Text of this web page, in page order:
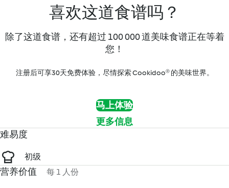
喜欢这道食谱吗？
除了这道食谱，还有超过 100 000 道美味食谱正在等着
您！
注册后可享30天免费体验，尽情探索 Cookidoo® 的美味世界。
马上体验
更多信息
难易度
初级
营养价值 每 1 人份